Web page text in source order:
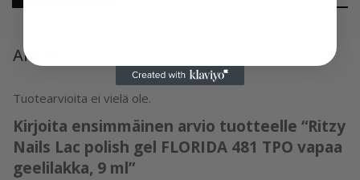
vapaa
ml
Arviot
Tuotearvioita ei vielä ole.
Kirjoita ensimmäinen arvio tuotteelle “Ritzy
Nails Lac polish gel FLORIDA 481 TPO vapaa
geelilakka, 9 ml”